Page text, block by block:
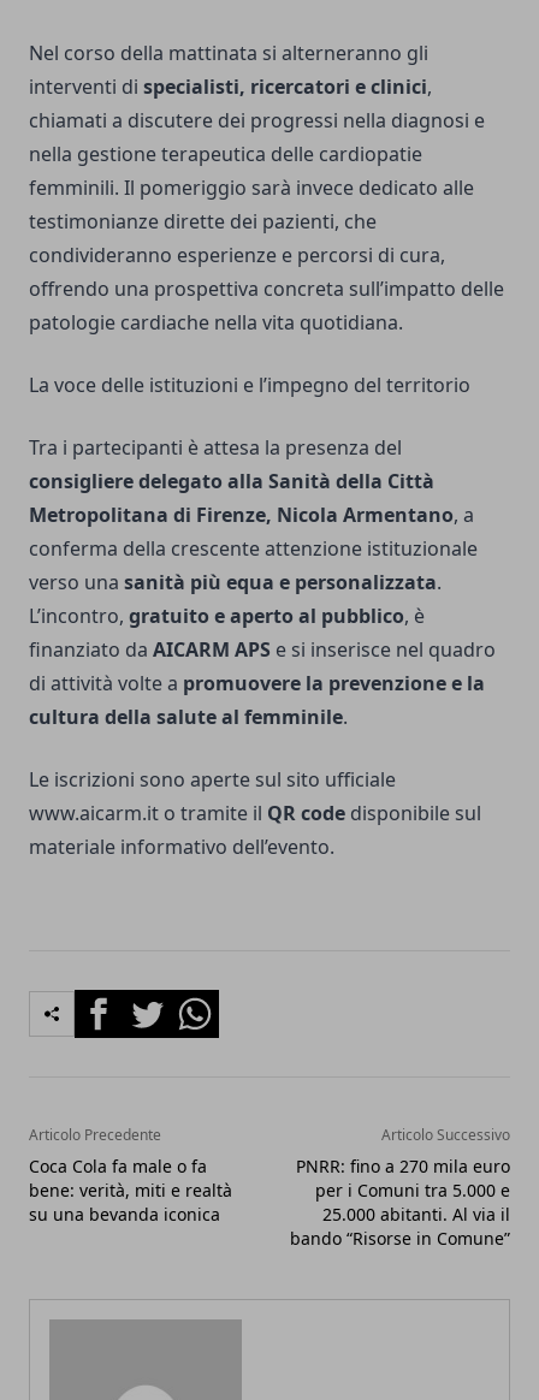
Nel corso della mattinata si alterneranno gli
interventi di specialisti, ricercatori e clinici,
chiamati a discutere dei progressi nella diagnosi e
nella gestione terapeutica delle cardiopatie
femminili. Il pomeriggio sarà invece dedicato alle
testimonianze dirette dei pazienti, che
condivideranno esperienze e percorsi di cura,
offrendo una prospettiva concreta sull’impatto delle
patologie cardiache nella vita quotidiana.
La voce delle istituzioni e l’impegno del territorio
Tra i partecipanti è attesa la presenza del
consigliere delegato alla Sanità della Città
Metropolitana di Firenze, Nicola Armentano, a
conferma della crescente attenzione istituzionale
verso una sanità più equa e personalizzata.
L’incontro, gratuito e aperto al pubblico, è
finanziato da AICARM APS e si inserisce nel quadro
di attività volte a promuovere la prevenzione e la
cultura della salute al femminile.
Le iscrizioni sono aperte sul sito ufficiale
www.aicarm.it o tramite il QR code disponibile sul
materiale informativo dell’evento.
FacebookTwitterWhatsapp
Articolo Precedente
Coca Cola fa male o fa
bene: verità, miti e realtà
su una bevanda iconica
Articolo Successivo
PNRR: fino a 270 mila euro
per i Comuni tra 5.000 e
25.000 abitanti. Al via il
bando “Risorse in Comune”